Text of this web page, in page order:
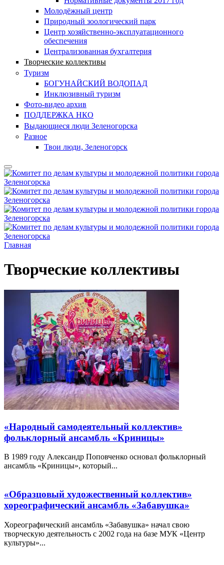
Молодёжный центр
Природный зоологический парк
Центр хозяйственно-эксплуатационного
обеспечения
Централизованная бухгалтерия
Творческие коллективы
Туризм
БОГУНАЙСКИЙ ВОДОПАД
Инклюзивный туризм
Фото-видео архив
ПОДДЕРЖКА НКО
Выдающиеся люди Зеленогорска
Разное
Твои люди, Зеленогорск
Главная
Творческие коллективы
«Народный самодеятельный коллектив»
фольклорный ансамбль «Криницы»
В 1989 году Александр Поповченко основал фольклорный
ансамбль «Криницы», который...
«Образцовый художественный коллектив»
хореографический ансамбль «Забавушка»
Хореографический ансамбль «Забавушка» начал свою
творческую деятельность с 2002 года на базе МУК «Центр
культуры»...